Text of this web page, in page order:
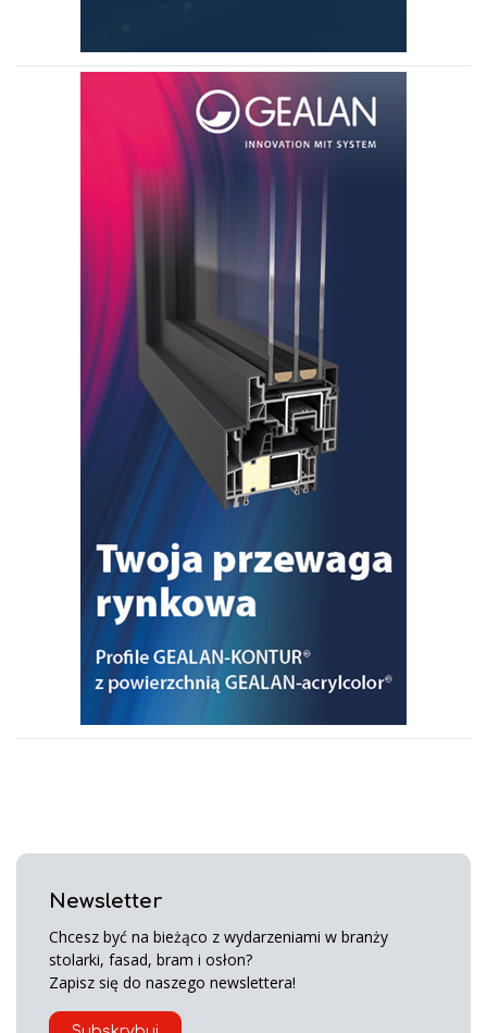
Newsletter
Chcesz być na bieżąco z wydarzeniami w branży
stolarki, fasad, bram i osłon?
Zapisz się do naszego newslettera!